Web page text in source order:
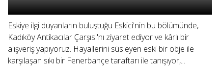
Eskiye ilgi duyanların buluştuğu Eskici'nin bu bölümünde,
Kadıköy Antikacılar Çarşısı'nı ziyaret ediyor ve kârlı bir
alışveriş yapıyoruz. Hayallerini süsleyen eski bir obje ile
karşılaşan sıkı bir Fenerbahçe taraftarı ile tanışıyor,...